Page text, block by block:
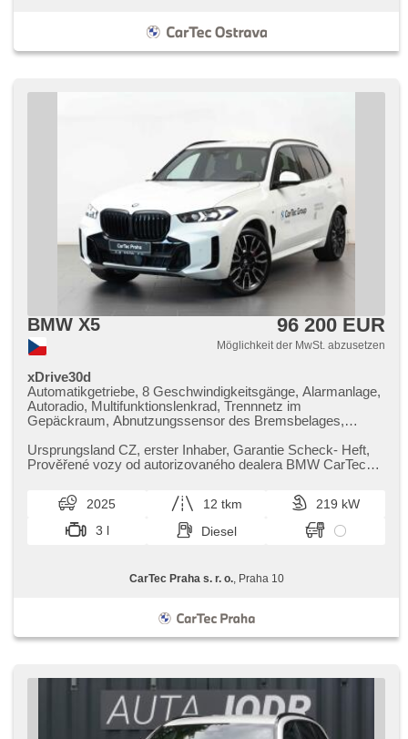
BMW X5 96 200 EUR
Möglichkeit der MwSt. abzusetzen
xDrive30d
Automatikgetriebe, 8 Geschwindigkeitsgänge, Alarmanlage,
Autoradio, Multifunktionslenkrad, Trennnetz im
Gepäckraum, Abnutzungssensor des Bremsbelages,
zařízení, bezklíčové odemykání, bezklíčové startování, El.
einstellbare Sitze, odvětrávaná sedadla, beheizte Sitze,
Ursprungsland CZ,​ erster Inhaber,​ Garantie Scheck​- Heft,​
Prověřené vozy od autorizovaného dealera BMW CarTec
2025 12 tkm
219 kW
3 l
Diesel
CarTec Praha s. r. o., Praha 10